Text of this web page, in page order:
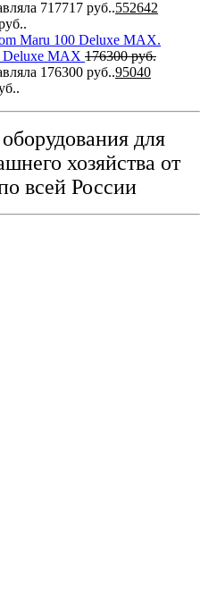
717717 руб..552642
Deluxe MAX 176300руб.
176300 руб..95040
для
хозяйства от
всей России